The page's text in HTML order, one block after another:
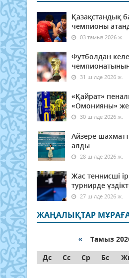
Қазақстандық
чемпионы
03 тамыз 2026 ж.
Футболдан
31 шілде 2026 ж.
«Қайрат»
«Омонияны»
30 шілде 2026 ж.
Айзере
алды
28 шілде 2026 ж.
Жас теннисші
турнирде
27 шілде 2026 ж.
ЖАҢАЛЫҚТАР
« Тамыз
Дс
Сс Ср Бс